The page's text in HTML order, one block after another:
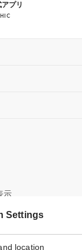
プリ
示
Settings
location